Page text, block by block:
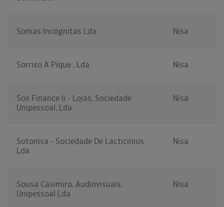
Somas Incógnitas Lda Nisa
Sorriso A Pique , Lda Nisa
Sos Finance Ii - Lojas, Sociedade
Unipessoal, Lda.
Nisa
Sotonisa - Sociedade De Lacticinios
Lda
Nisa
Sousa Casimiro, Audiovisuais,
Unipessoal Lda
Nisa